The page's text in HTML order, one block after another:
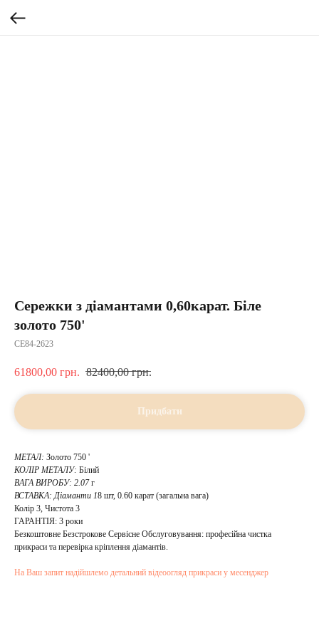
Сережки з діамантами 0,60карат. Біле
золото 750'
CE84-2623
61800,00 грн. 82400,00 грн.
Придбати
МЕТАЛ: Золото 750 '
КОЛІР МЕТАЛУ: Білий
ВАГА ВИРОБУ: 2.07г
ВСТАВКА: Діаманти 18 шт, 0.60 карат (загальна вага)
Колір 3, Чистота 3
ГАРАНТІЯ: 3 роки
Безкоштовне Безстрокове Сервісне Обслуговування: професійна чистка
прикраси та перевірка кріплення діамантів.
На Ваш запит надійшлемо детальний відеоогляд прикраси у месенджер